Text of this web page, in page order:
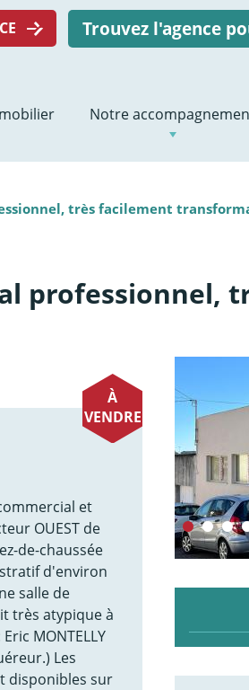
Trouvez l'agence
Notre
très facilement
professionnel,
À
VENDRE
et
OUEST de
de-chaussée
d'environ
salle de
très atypique à
MONTELLY
Les
disponibles sur